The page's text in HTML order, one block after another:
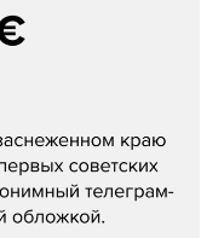
«Разрыв»